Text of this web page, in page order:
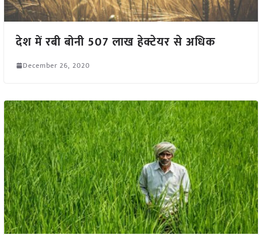
देश में रबी बोनी 507 लाख हेक्टेयर से अधिक
December 26, 2020